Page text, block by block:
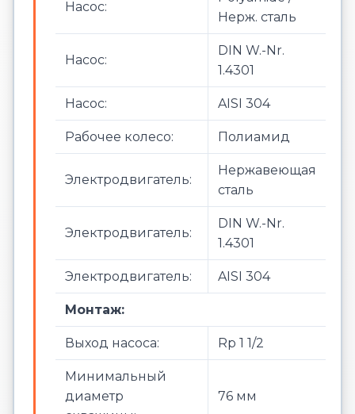
Насос:
Нерж. сталь
Насос:
DIN W.-Nr.
1.4301
Насос: AISI 304
Рабочее колесо: Полиамид
Электродвигатель:
Нержавеющая
сталь
Электродвигатель:
DIN W.-Nr.
1.4301
Электродвигатель: AISI 304
Монтаж:
Выход насоса: Rp 1 1/2
Минимальный
диаметр
76 мм